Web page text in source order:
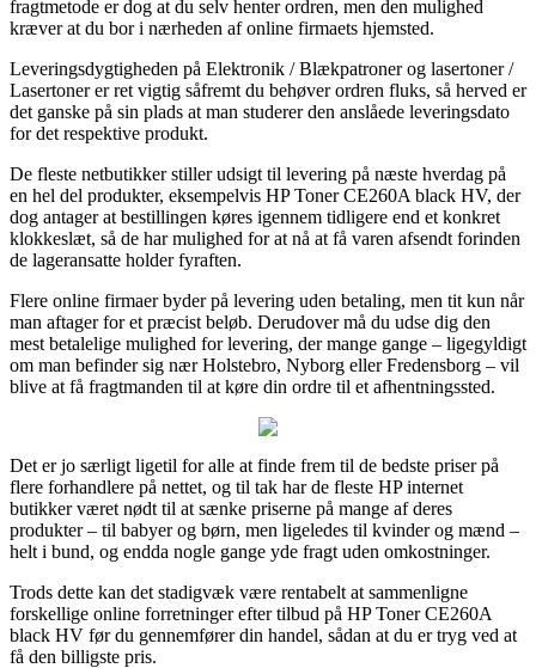
fragtmetode er dog at du selv henter ordren, men den mulighed
kræver at du bor i nærheden af online firmaets hjemsted.
Leveringsdygtigheden på Elektronik / Blækpatroner og lasertoner /
Lasertoner er ret vigtig såfremt du behøver ordren fluks, så herved er
det ganske på sin plads at man studerer den anslåede leveringsdato
for det respektive produkt.
De fleste netbutikker stiller udsigt til levering på næste hverdag på
en hel del produkter, eksempelvis HP Toner CE260A black HV, der
dog antager at bestillingen køres igennem tidligere end et konkret
klokkeslæt, så de har mulighed for at nå at få varen afsendt forinden
de lageransatte holder fyraften.
Flere online firmaer byder på levering uden betaling, men tit kun når
man aftager for et præcist beløb. Derudover må du udse dig den
mest betalelige mulighed for levering, der mange gange – ligegyldigt
om man befinder sig nær Holstebro, Nyborg eller Fredensborg – vil
blive at få fragtmanden til at køre din ordre til et afhentningssted.
Det er jo særligt ligetil for alle at finde frem til de bedste priser på
flere forhandlere på nettet, og til tak har de fleste HP internet
butikker været nødt til at sænke priserne på mange af deres
produkter – til babyer og børn, men ligeledes til kvinder og mænd –
helt i bund, og endda nogle gange yde fragt uden omkostninger.
Trods dette kan det stadigvæk være rentabelt at sammenligne
forskellige online forretninger efter tilbud på HP Toner CE260A
black HV før du gennemfører din handel, sådan at du er tryg ved at
få den billigste pris.